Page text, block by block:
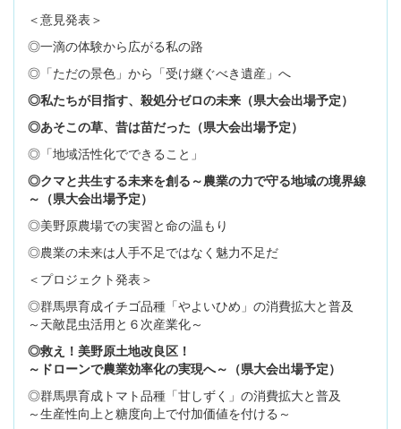
＜意見発表＞
◎一滴の体験から広がる私の路
◎「ただの景色」から「受け継ぐべき遺産」へ
◎私たちが目指す、殺処分ゼロの未来（県大会出場予定）
◎あそこの草、昔は苗だった（県大会出場予定）
◎「地域活性化でできること」
◎クマと共生する未来を創る～農業の力で守る地域の境界線
～（県大会出場予定）
◎美野原農場での実習と命の温もり
◎農業の未来は人手不足ではなく魅力不足だ
＜プロジェクト発表＞
◎群馬県育成イチゴ品種「やよいひめ」の消費拡大と普及
～天敵昆虫活用と６次産業化～
◎救え！美野原土地改良区！
～ドローンで農業効率化の実現へ～（県大会出場予定）
◎群馬県育成トマト品種「甘しずく」の消費拡大と普及
～生産性向上と糖度向上で付加価値を付ける～